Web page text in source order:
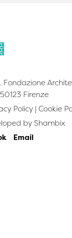
Fondazione
Firenze
Policy| Cookie
by Shambix
Email